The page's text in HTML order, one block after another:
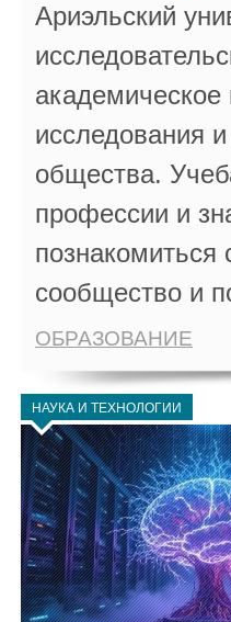
Ариэльский
исследования
общества.
профессии и
познакомиться
сообщество и
ОБРАЗОВАНИЕ
НАУКА И ТЕХНОЛОГИИ